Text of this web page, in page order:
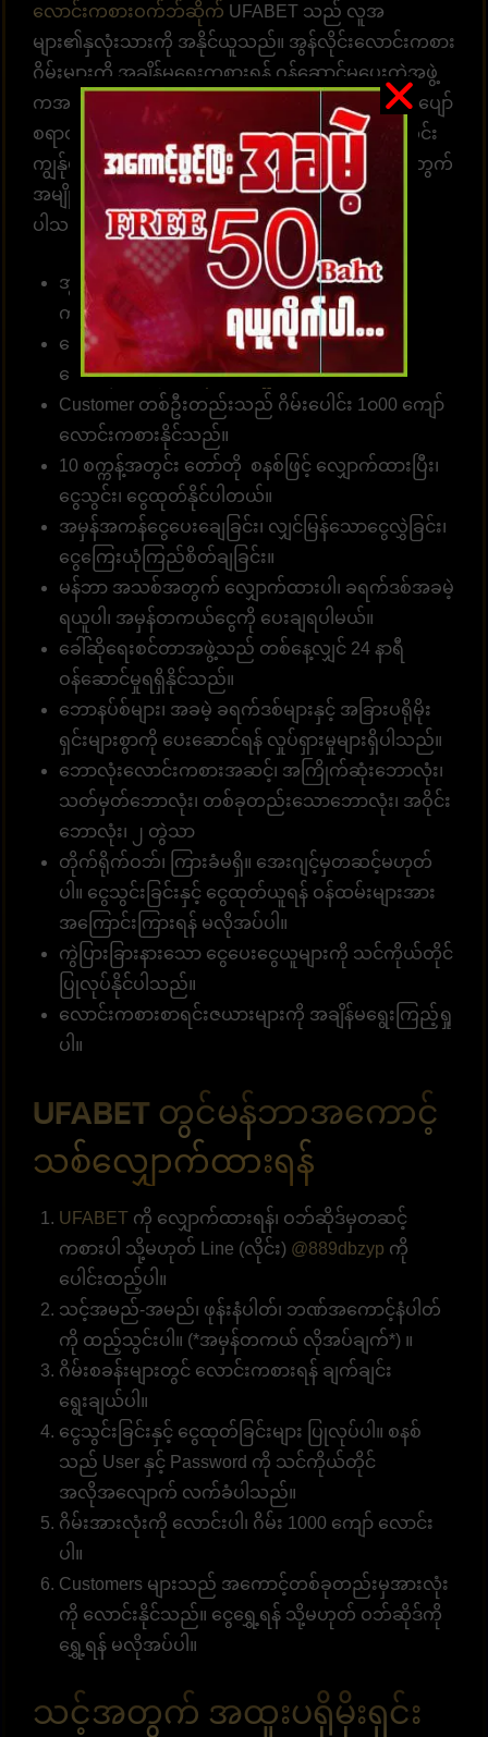
လောင်းကစားဝက်ဘ်ဆိုက် UFABET သည် လူအ
များ၏နှလုံးသားကို အနိုင်ယူသည်။ အွန်လိုင်းလောင်းကစား
ဂိမ်းများကို အချိန်မရွေးကစားရန် ဝန်ဆောင်မှုပေးတဲ့အဖွဲ့
ကအမြဲ စောင့်ဆိုင်းနေပါတယ်။ အွန်လောင်းကစားဂိမ်းပျော်
စရာတွင်ပါဝင်ဆင်နွဲပါ။ကျွန်ုပ်တို့သည် အောက်ပါအတိုင်း
ကျွန်ုပ်တို့၏ဝဘ်ဆိုဒ်မှာ ကစားရန် ဆုံးဖြတ်ရန် သင့်အတွက်
အမျိုးမျိုးသော အကျိုးကျေးဇူးများကို စုစည်းထား
ပါသည်။
အွန်လိုင်းဘောလုံးလောင်းကြေကိုး 10 ဘတ် (၅၀၀
ကျပ် )မှစတင်နိုင်။
လောင်းကစား၊ အားကစားဂိမ်းများ၊ ကာစီနိုများ၊ စ
လော့များအတွက်ဝန်ဆောင်မှုလင့်ခ်။
Customer တစ်ဦးတည်းသည် ဂိမ်းပေါင်း 1၀00 ကျော်
လောင်းကစားနိုင်သည်။
10 စက္ကန့်အတွင်း တော်တို စနစ်ဖြင့် လျှောက်ထားပြီး၊
ငွေသွင်း၊ ငွေထုတ်နိုင်ပါတယ်။
အမှန်အကန်ငွေပေးချေခြင်း၊ လျှင်မြန်သောငွေလွှဲခြင်း၊
ငွေကြေးယုံကြည်စိတ်ချခြင်း။
မန်ဘာ အသစ်အတွက် လျှောက်ထားပါ၊ ခရက်ဒစ်အခမဲ့
ရယူပါ၊ အမှန်တကယ်ငွေကို ပေးချရပါမယ်။
ခေါ်ဆိုရေးစင်တာအဖွဲ့သည် တစ်နေ့လျှင် 24 နာရီ
ဝန်ဆောင်မှုရရှိနိုင်သည်။
ဘောနပ်စ်များ၊ အခမဲ့ ခရက်ဒစ်များနှင့် အခြားပရိုမိုး
ရှင်းများစွာကို ပေးဆောင်ရန် လှုပ်ရှားမှုများရှိပါသည်။
ဘောလုံးလောင်းကစားအဆင့်၊ အကြိုက်ဆုံးဘောလုံး၊
သတ်မှတ်ဘောလုံး၊ တစ်ခုတည်းသောဘောလုံး၊ အဝိုင်း
ဘောလုံး၊ ၂ တွဲသာ
တိုက်ရိုက်ဝဘ်၊ ကြားခံမရှိ။ အေးဂျင့်မှတဆင့်မဟုတ်
ပါ။ ငွေသွင်းခြင်းနှင့် ငွေထုတ်ယူရန် ဝန်ထမ်းများအား
အကြောင်းကြားရန် မလိုအပ်ပါ။
ကွဲပြားခြားနားသော ငွေပေးငွေယူများကို သင်ကိုယ်တိုင်
ပြုလုပ်နိုင်ပါသည်။
လောင်းကစားစာရင်းဇယားများကို အချိန်မရွေးကြည့်ရှု
ပါ။
UFABET တွင်မန်ဘာအကောင့်
သစ်လျှောက်ထားရန်
UFABET ကို လျှောက်ထားရန်၊ ဝဘ်ဆိုဒ်မှတဆင့်
ကစားပါ သို့မဟုတ် Line (လိုင်း) @889dbzyp ကို
ပေါင်းထည့်ပါ။
သင့်အမည်-အမည်၊ ဖုန်းနံပါတ်၊ ဘဏ်အကောင့်နံပါတ်
ကို ထည့်သွင်းပါ။ (*အမှန်တကယ် လိုအပ်ချက်*) ။
ဂိမ်းစခန်းများတွင် လောင်းကစားရန် ချက်ချင်း
ရွေးချယ်ပါ။
ငွေသွင်းခြင်းနှင့် ငွေထုတ်ခြင်းများ ပြုလုပ်ပါ။ စနစ်
သည် User နှင့် Password ကို သင်ကိုယ်တိုင်
အလိုအလျောက် လက်ခံပါသည်။
ဂိမ်းအားလုံးကို လောင်းပါ၊ ဂိမ်း 1000 ကျော် လောင်း
ပါ။
Customers များသည် အကောင့်တစ်ခုတည်းမှအားလုံး
ကို လောင်းနိုင်သည်။ ငွေရွှေ့ရန် သို့မဟုတ် ဝဘ်ဆိုဒ်ကို
ရွှေ့ရန် မလိုအပ်ပါ။
သင့်အတွက် အထူးပရိုမိုးရှင်း